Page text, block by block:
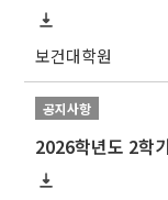
보건대학원
공지사항
2026학년도 2학